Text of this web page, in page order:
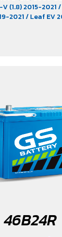
(1.8) 2015-2021/
2021/ Leaf EV
46B24R